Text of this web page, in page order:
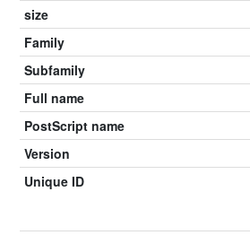
size
Family
Subfamily
Full name
PostScript name
Version
Unique ID